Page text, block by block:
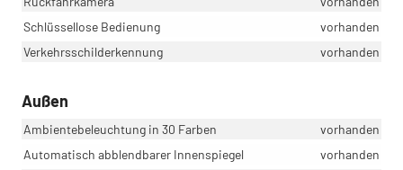
Schlüssellose Bedienung
vorhanden
Verkehrsschilderkennung
vorhanden
Außen
Ambientebeleuchtung in 30 Farben
vorhanden
Automatisch abblendbarer Innenspiegel
vorhanden